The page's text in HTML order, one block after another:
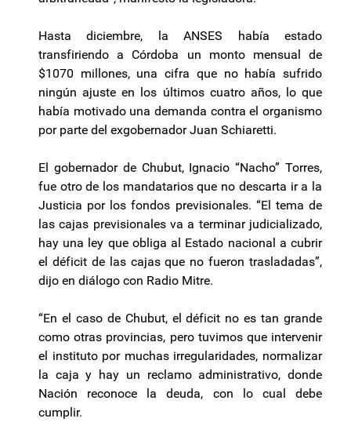
Hasta diciembre, la ANSES había estado
transfiriendo a Córdoba un monto mensual de
$1070 millones, una cifra que no había sufrido
ningún ajuste en los últimos cuatro años, lo que
había motivado una demanda contra el organismo
por parte del exgobernador Juan Schiaretti.
El gobernador de Chubut, Ignacio “Nacho” Torres,
fue otro de los mandatarios que no descarta ir a la
Justicia por los fondos previsionales. “El tema de
las cajas previsionales va a terminar judicializado,
hay una ley que obliga al Estado nacional a cubrir
el déficit de las cajas que no fueron trasladadas”,
dijo en diálogo con Radio Mitre.
“En el caso de Chubut, el déficit no es tan grande
como otras provincias, pero tuvimos que intervenir
el instituto por muchas irregularidades, normalizar
la caja y hay un reclamo administrativo, donde
Nación reconoce la deuda, con lo cual debe
cumplir.